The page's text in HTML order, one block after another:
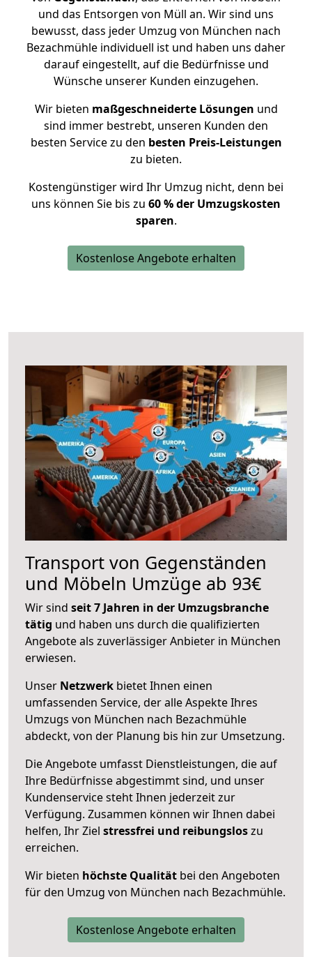
und das Entsorgen von Müll an. Wir sind uns
bewusst, dass jeder Umzug von München nach
Bezachmühle individuell ist und haben uns daher
darauf eingestellt, auf die Bedürfnisse und
Wünsche unserer Kunden einzugehen.
Wir bieten maßgeschneiderte Lösungen und
sind immer bestrebt, unseren Kunden den
besten Service zu den besten Preis-Leistungen
zu bieten.
Kostengünstiger wird Ihr Umzug nicht, denn bei
uns können Sie bis zu 60 % der Umzugskosten
sparen.
Kostenlose Angebote erhalten
Transport von Gegenständen
und Möbeln Umzüge ab 93€
Wir sind seit 7 Jahren in der Umzugsbranche
tätig und haben uns durch die qualifizierten
Angebote als zuverlässiger Anbieter in München
erwiesen.
Unser Netzwerk bietet Ihnen einen
umfassenden Service, der alle Aspekte Ihres
Umzugs von München nach Bezachmühle
abdeckt, von der Planung bis hin zur Umsetzung.
Die Angebote umfasst Dienstleistungen, die auf
Ihre Bedürfnisse abgestimmt sind, und unser
Kundenservice steht Ihnen jederzeit zur
Verfügung. Zusammen können wir Ihnen dabei
helfen, Ihr Ziel stressfrei und reibungsloszu
erreichen.
Wir bieten höchste Qualität bei den Angeboten
für den Umzug von München nach Bezachmühle.
Kostenlose Angebote erhalten